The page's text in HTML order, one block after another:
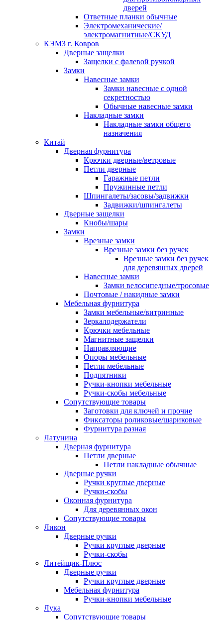
дверей
Ответные планки обычные
Электромеханические/
электромагнитные/СКУД
КЭМЗ г. Ковров
Дверные защелки
Защелки с фалевой ручкой
Замки
Навесные замки
Замки навесные с одной
секретностью
Обычные навесные замки
Накладные замки
Накладные замки общего
назначения
Китай
Дверная фурнитура
Крючки дверные/ветровые
Петли дверные
Гаражные петли
Пружинные петли
Шпингалеты/засовы/задвижки
Задвижки/шпингалеты
Дверные защелки
Кнобы/шары
Замки
Врезные замки
Врезные замки без ручек
Врезные замки без ручек
для деревянных дверей
Навесные замки
Замки велосипедные/тросовые
Почтовые / накидные замки
Мебельная фурнитура
Замки мебельные/витринные
Зеркалодержатели
Крючки мебельные
Магнитные защелки
Направляющие
Опоры мебельные
Петли мебельные
Подпятники
Ручки-кнопки мебельные
Ручки-скобы мебельные
Сопутствующие товары
Заготовки для ключей и прочие
Фиксаторы роликовые/шариковые
Фурнитура разная
Латунина
Дверная фурнитура
Петли дверные
Петли накладные обычные
Дверные ручки
Ручки круглые дверные
Ручки-скобы
Оконная фурнитура
Для деревянных окон
Сопутствующие товары
Ликон
Дверные ручки
Ручки круглые дверные
Ручки-скобы
Литейщик-Плюс
Дверные ручки
Ручки круглые дверные
Мебельная фурнитура
Ручки-кнопки мебельные
Лука
Сопутствующие товары